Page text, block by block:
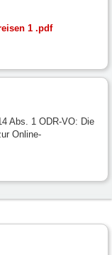
1 .pdf
Abs. 1 ODR-VO: Die
Online-